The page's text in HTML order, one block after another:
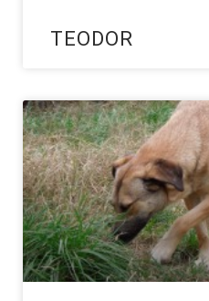
TEODOR